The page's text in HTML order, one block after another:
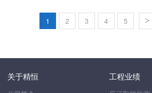
1 2 3 4 5 >
关于精恒 工程业绩